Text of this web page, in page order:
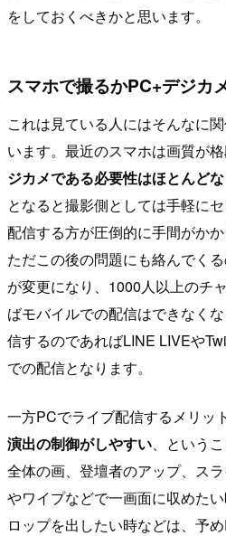
をしておくべきかと思います。
スマホで撮るかPC+デジカ
これは見ている人にはそんなに
います。最近のスマホは画質が格
ジカメである必要性はほとんど
となると撮影側としては手軽に
配信する方が圧倒的に手間がかか
ただこの後の問題にも絡んでく
が変更になり、1000人以上のチ
ばモバイルでの配信はできなく
信するのであればLINE LIVEや
での配信となります。
一方PCでライブ配信するメリッ
演出の制御がしやすい、という
全体の画、登壇者のアップ、ス
やワイプなどで一画面に収めた
ロップを出したい時などは、予